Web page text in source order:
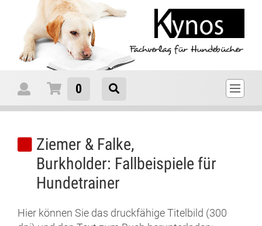
Ziemer & Falke,
Burkholder: Fallbeispiele für
Hundetrainer
Hier können Sie das druckfähige Titelbild (300
0